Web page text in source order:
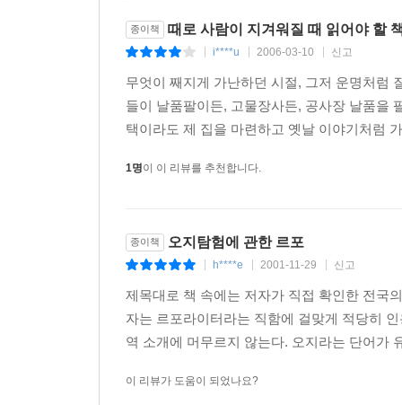
종이책 때로 사람이 지겨워질 때 읽어야 할
i****u 2006-03-10 신고
무엇이 째지게 가난하던 시절, 그저 운명처럼
들이 날품팔이든, 고물장사든, 공사장 날품을
택이라도 제 집을 마련하고 옛날 이야기처럼
1명이 이 리뷰를 추천합니다.
종이책 오지탐험에 관한 르포
h****e 2001-11-29 신고
제목대로 책 속에는 저자가 직접 확인한 전국
자는 르포라이터라는 직함에 걸맞게 적당히
역 소개에 머무르지 않는다. 오지라는 단어가
이 리뷰가 도움이 되었나요?